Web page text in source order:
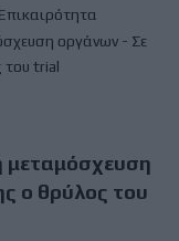
Επικαιρότητα
οργάνων - Σε
trial
μεταμόσχευση
ο θρύλος του